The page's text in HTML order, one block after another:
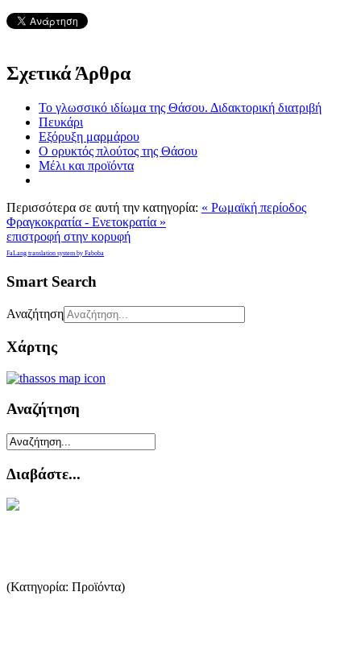
Σχετικά Άρθρα
Το γλωσσικό ιδίωμα της Θάσου. Διδακτορική διατριβή
Πευκάρι
Εξόρυξη μαρμάρου
Ο ορυκτός πλούτος της Θάσου
Μέλι και προϊόντα
Περισσότερα σε αυτή την κατηγορία: « Ρωμαϊκή περίοδος
Φραγκοκρατία - Ενετοκρατία »
επιστροφή στην κορυφή
FaLang translation system by Faboba
Smart Search
Αναζήτηση
Χάρτης
Αναζήτηση
Διαβάστε...
(Κατηγορία: Προϊόντα)